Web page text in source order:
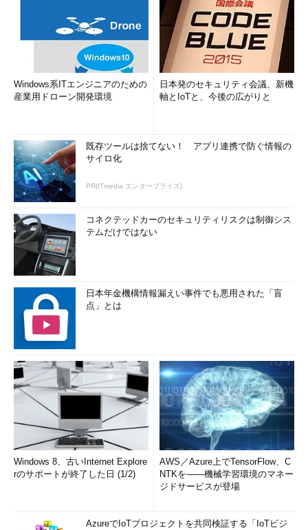
Windows系ITエンジニアのための
産業用ドローン開発環境
日本発のセキュリティ会議、新機
軸とIoTと、今後の広がりと
既存ツールは捨てない！ アプリ連携で防ぐ情報の
サイロ化
PR(ITmedia エンタープライズ)
コネクテッドカーのセキュリティリスクは制御シス
テムだけではない
日本年金機構情報漏えい事件でも悪用された「盲
点」とは
Windows 8、古いInternet Explore
rのサポートが終了した日 (1/2)
AWS／Azure上でTensorFlow、C
NTKを――機械学習環境のマネー
ジドサービスが登場
AzureでIoTプロジェクトを共同検証する「IoTビジ